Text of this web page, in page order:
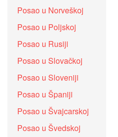
Posao u Norveškoj
Posao u Poljskoj
Posao u Rusiji
Posao u Slovačkoj
Posao u Sloveniji
Posao u Španiji
Posao u Švajcarskoj
Posao u Švedskoj